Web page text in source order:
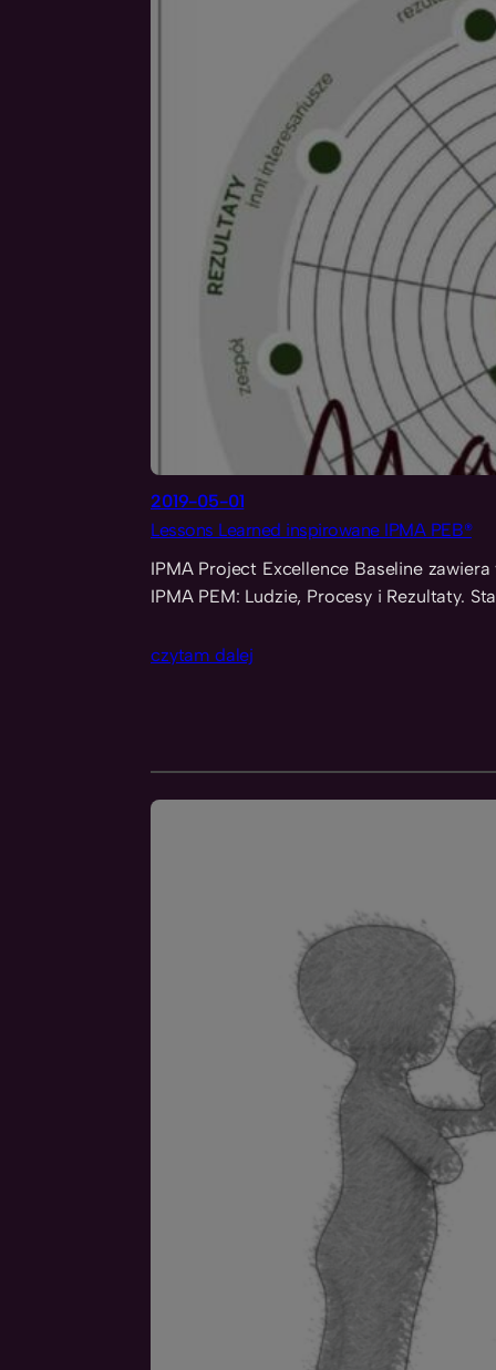
2019-05-01
Lessons Learned inspirowane IPMA PEB®
IPMA Project Excellence Baseline
IPMA PEM: Ludzie, Procesy i Rezultaty.
czytam dalej